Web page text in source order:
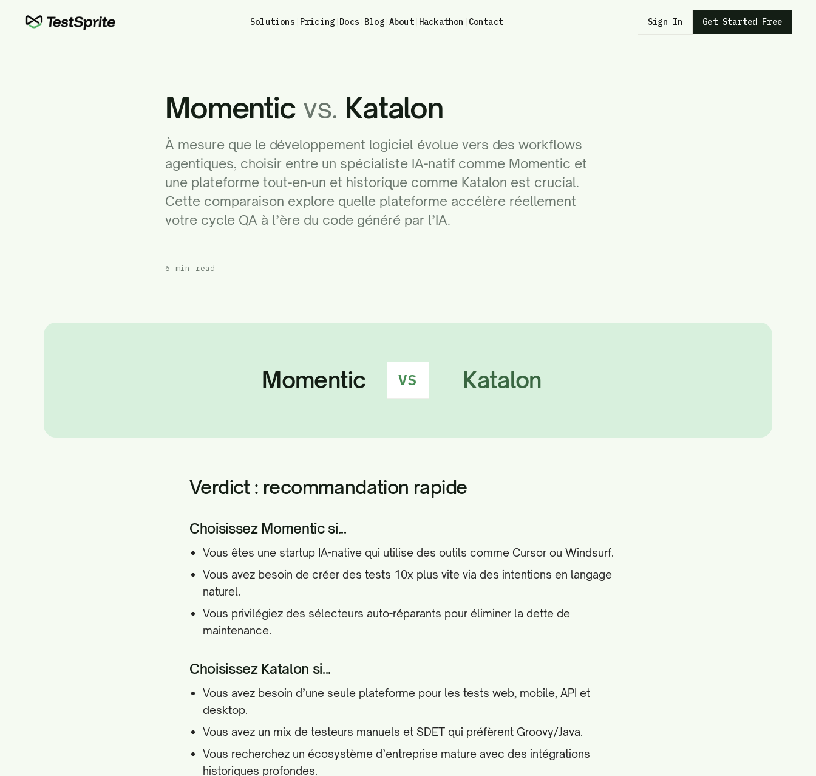
Solutions Pricing Docs Blog| About| Hackathon Contact Sign In Get Started Free
Momentic vs. Katalon
À mesure que le développement logiciel évolue vers des workflows
agentiques, choisir entre un spécialiste IA-natif comme Momentic et
une plateforme tout-en-un et historique comme Katalon est crucial.
Cette comparaison explore quelle plateforme accélère réellement
votre cycle QA à l’ère du code généré par l’IA.
6 min read
Momentic VS Katalon
Verdict : recommandation rapide
Choisissez Momentic si...
Vous êtes une startup IA-native qui utilise des outils comme Cursor ou Windsurf.
Vous avez besoin de créer des tests 10x plus vite via des intentions en langage
naturel.
Vous privilégiez des sélecteurs auto-réparants pour éliminer la dette de
maintenance.
Choisissez Katalon si...
Vous avez besoin d’une seule plateforme pour les tests web, mobile, API et
desktop.
Vous avez un mix de testeurs manuels et SDET qui préfèrent Groovy/Java.
Vous recherchez un écosystème d’entreprise mature avec des intégrations
historiques profondes.